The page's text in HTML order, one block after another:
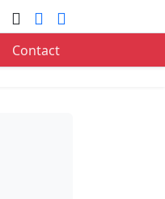
Contact